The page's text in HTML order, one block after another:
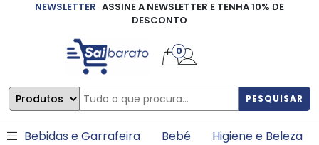
NEWSLETTER ASSINE A NEWSLETTER E TENHA 10% DE
DESCONTO
PESQUISAR
0
Bebidas e Garrafeira Bebé Higiene e Beleza